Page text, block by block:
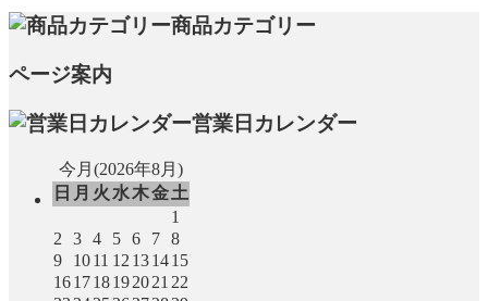
商品カテゴリー
ページ案内
営業日カレンダー
今月(2026年8月)
日 月 火 水木金土
1
2
3 4 5 6 7 8
9
1011 12 131415
161718192021 22